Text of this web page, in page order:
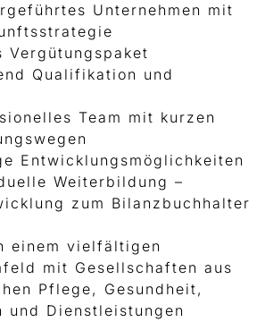
Unternehmen mit
Vergütungspaket
Qualifikation und
Team mit kurzen
Entwicklungsmöglichkeiten
Weiterbildung –
zum Bilanzbuchhalter
einem vielfältigen
mit Gesellschaften aus
Pflege, Gesundheit,
und Dienstleistungen